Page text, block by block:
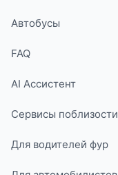
Автобусы
FAQ
AI Ассистент
Сервисы поблизости
Для водителей фур